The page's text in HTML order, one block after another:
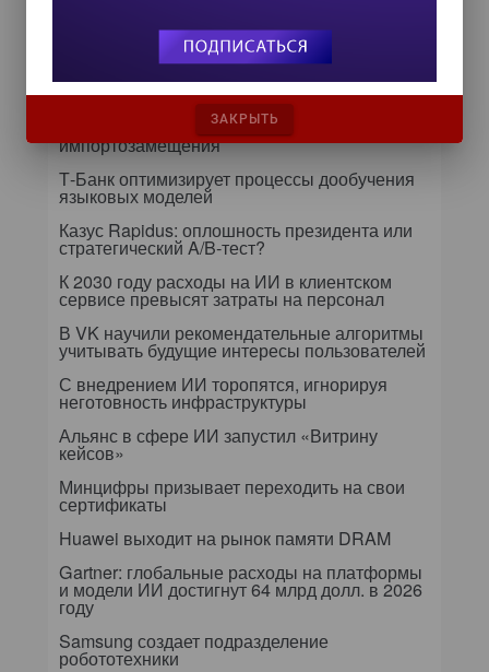
Самое читаемое
24 сентября на форуме «Управление
данными — 2026» обсудят подготовку
данных к ИИ и новые этапы
импортозамещения
Т-Банк оптимизирует процессы дообучения
языковых моделей
Казус Rapidus: оплошность президента или
стратегический A/B-тест?
К 2030 году расходы на ИИ в клиентском
сервисе превысят затраты на персонал
В VK научили рекомендательные алгоритмы
учитывать будущие интересы пользователей
С внедрением ИИ торопятся, игнорируя
неготовность инфраструктуры
Альянс в сфере ИИ запустил «Витрину
кейсов»
Минцифры призывает переходить на свои
сертификаты
Huawei выходит на рынок памяти DRAM
Gartner: глобальные расходы на платформы
и модели ИИ достигнут 64 млрд долл. в 2026
году
Samsung создает подразделение
робототехники
ЗАКРЫТЬ